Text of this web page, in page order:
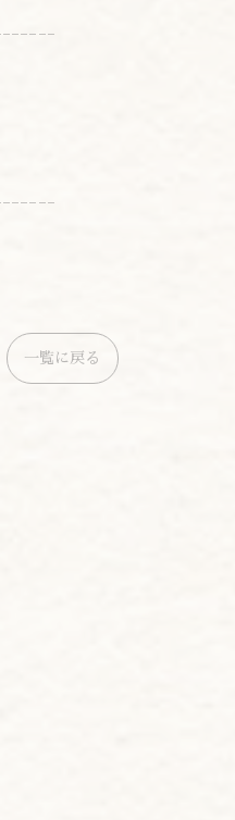
一覧に戻る